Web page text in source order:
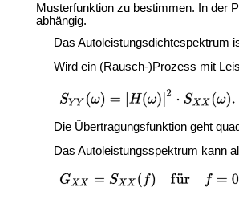
Musterfunktion zu bestimmen. In der
abhängig.
Das Autoleistungsdichtespektrum
Wird ein (Rausch-)Prozess mit
Die Übertragungsfunktion geht
Das Autoleistungsspektrum kann